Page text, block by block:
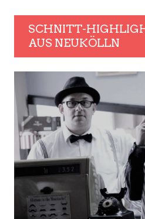
SCHNITT-
AUS NEUKÖLLN